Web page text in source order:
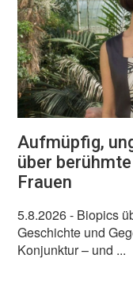
Aufmüpfig,
über
Frauen
5.8.2026- Biopics
Geschichte und
Konjunktur – und ...